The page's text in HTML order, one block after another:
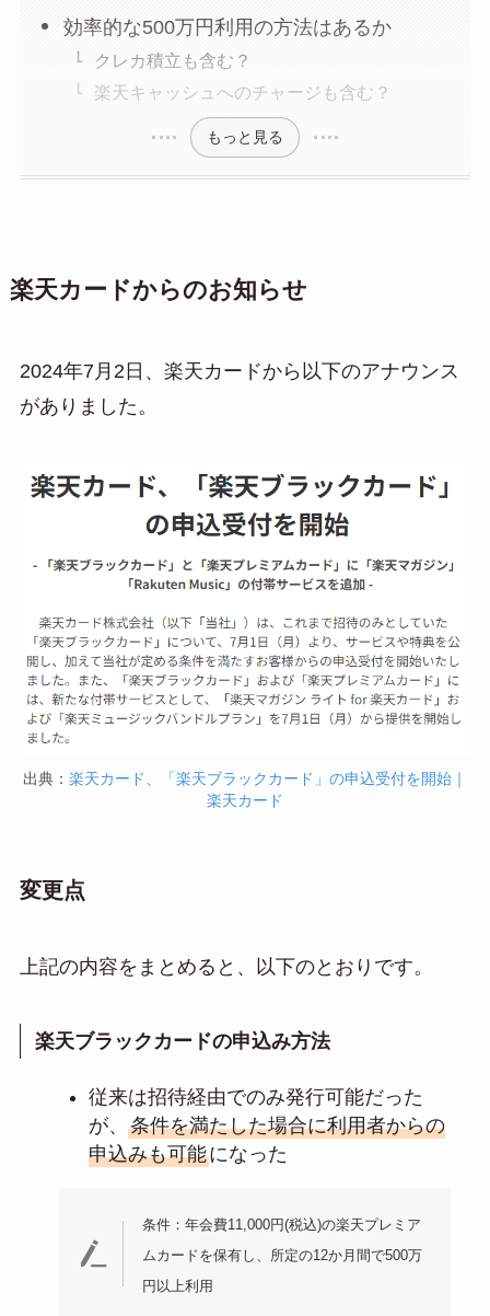
効率的な500万円利用の方法はあるか
クレカ積立も含む？
楽天キャッシュへのチャージも含む？
もっと見る
楽天カードからのお知らせ
2024年7月2日、楽天カードから以下のアナウンス
がありました。
出典： 楽天カード、「楽天ブラックカード」の申込受付を開始｜
楽天カード
変更点
上記の内容をまとめると、以下のとおりです。
楽天ブラックカードの申込み方法
従来は招待経由でのみ発行可能だった
が、 条件を満たした場合に利用者からの
申込みも可能になった
条件：年会費11,000円(税込)の楽天プレミア
ムカードを保有し、所定の12か月間で500万
円以上利用